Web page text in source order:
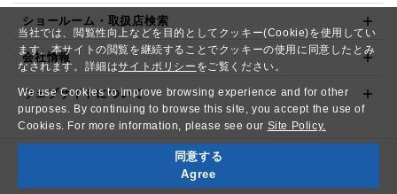
当社では、閲覧性向上などを目的としてクッキー(Cookie)を使用してい
ます。本サイトの閲覧を継続することでクッキーの使用に同意したとみ
なされます。詳細はサイトポリシー をご覧ください。
We use Cookies to improve browsing experience and for other
purposes. By continuing to browse this site, you accept the use of
Cookies. For more information, please see our Site Policy.
同意する
Agree
ショールーム・取扱店検索
会社情報
ウェブサイトについて
Copyright© NICHIBEI CO.,LTD. All Rights Reserved.